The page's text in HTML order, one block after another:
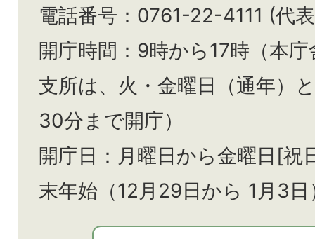
電話番号：0761-22-4111 (代
開庁時間：9時から17時（本
支所は、火・金曜日（通年）と
30分まで開庁）
開庁日：月曜日から金曜日[祝
末年始（12月29日から 1月3